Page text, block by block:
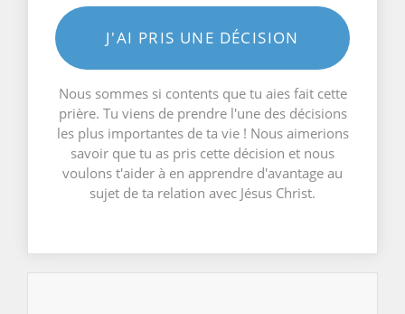
J'AI PRIS UNE DÉCISION
Nous sommes si contents que tu aies fait cette
prière. Tu viens de prendre l'une des décisions
les plus importantes de ta vie ! Nous aimerions
savoir que tu as pris cette décision et nous
voulons t'aider à en apprendre d'avantage au
sujet de ta relation avec Jésus Christ.